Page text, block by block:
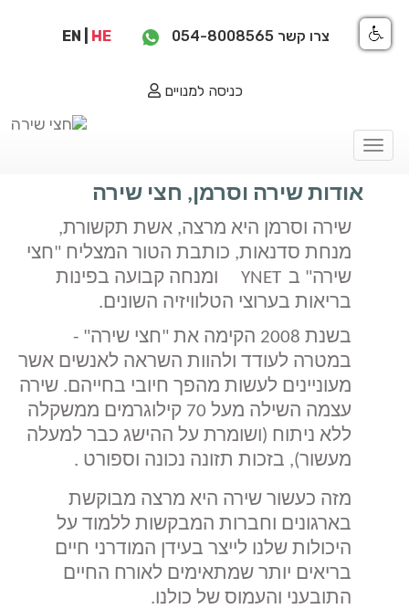
צרו קשר054-8008565
EN HE
כניסה למנויים
Toggle
אודות שירה וסרמן, חצי שירה
שירה וסרמן היא מרצה, אשת תקשורת,
מנחת סדנאות, כותבת הטור המצליח "חצי
שירה" ב YNET
ומנחה קבועה בפינות
בריאות בערוצי הטלוויזיה השונים.
בשנת 2008 הקימה את "חצי שירה" -
במטרה לעודד ולהוות השראה לאנשים אשר
מעוניינים לעשות מהפך חיובי בחייהם. שירה
עצמה השילה מעל 70 קילוגרמים ממשקלה
ללא ניתוח (ושומרת על ההישג כבר למעלה
מעשור), בזכות תזונה נכונה וספורט .
מזה כעשור שירה היא מרצה מבוקשת
בארגונים וחברות המבקשות ללמוד על
היכולות שלנו לייצר בעידן המודרני חיים
בריאים יותר שמתאימים לאורח החיים
התובעני והעמוס של כולנו .